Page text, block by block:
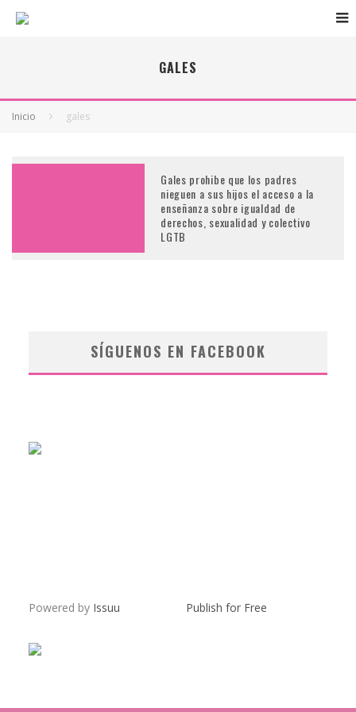
GALES
Inicio gales
Gales prohibe que los padres
nieguen a sus hijos el acceso a la
enseñanza sobre igualdad de
derechos, sexualidad y colectivo
LGTB
SÍGUENOS EN FACEBOOK
Powered by Issuu Publish for Free